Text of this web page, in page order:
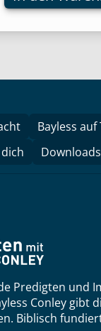
Bayless
Downloads
Predigten und
Conley gibt
Biblisch